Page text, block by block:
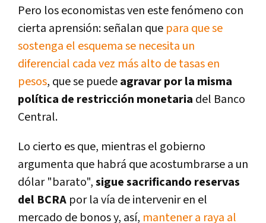
Pero los economistas ven este fenómeno con
cierta aprensión: señalan que para que se
sostenga el esquema se necesita un
diferencial cada vez más alto de tasas en
pesos, que se puedeagravar por la misma
política de restricción monetaria del Banco
Central.
Lo cierto es que, mientras el gobierno
argumenta que habrá que acostumbrarse a un
dólar "barato",sigue sacrificando reservas
del BCRA por la vía de intervenir en el
mercado de bonos y, así, mantener a raya al